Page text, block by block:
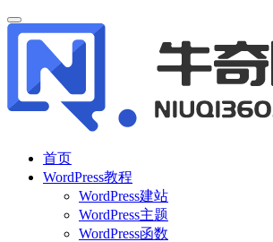
首页
WordPress教程
WordPress建站
WordPress主题
WordPress函数